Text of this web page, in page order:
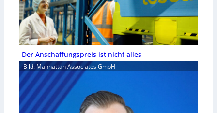
Der Anschaffungspreis ist nicht alles
Bild: Manhattan Associates GmbH